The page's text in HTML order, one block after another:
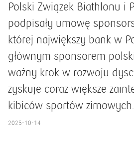
Polski Związek Biathlonu i
podpisały umowę
której największy bank w
głównym sponsorem
ważny krok w rozwoju
zyskuje coraz większe
kibiców sportów zimowych.
2025-10-14